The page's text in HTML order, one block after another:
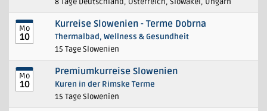
Mo
10
Kurreise Slowenien - Terme Dobrna
Thermalbad, Wellness & Gesundheit
15 Tage Slowenien
Mo
10
Premiumkurreise Slowenien
Kuren in der Rimske Terme
15 Tage Slowenien